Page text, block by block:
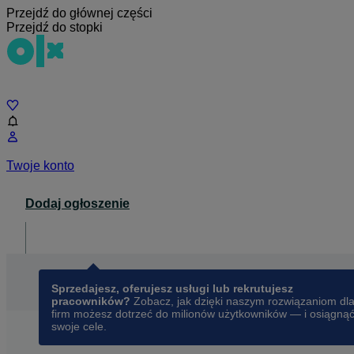
Przejdź do głównej części
Przejdź do stopki
Twoje konto
Dodaj ogłoszenie
Sprzedajesz, oferujesz usługi lub rekrutujesz
pracowników? Zobacz, jak dzięki naszym rozwiązaniom dla
firm możesz dotrzeć do milionów użytkowników — i osiągnąć
swoje cele.